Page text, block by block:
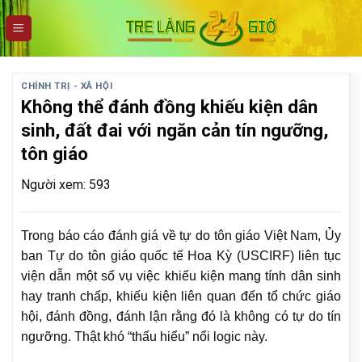
Skip
to
content
CHÍNH TRỊ - XÃ HỘI
Không thể đánh đồng khiếu kiện dân
sinh, đất đai với ngăn cản tín ngưỡng,
tôn giáo
Người xem: 593
Trong báo cáo đánh giá về tự do tôn giáo Việt Nam, Ủy
ban Tự do tôn giáo quốc tế Hoa Kỳ (USCIRF) liên tục
viện dẫn một số vụ việc khiếu kiện mang tính dân sinh
hay tranh chấp, khiếu kiện liên quan đến tổ chức giáo
hội, đánh đồng, đánh lận rằng đó là không có tự do tín
ngưỡng. Thật khó “thấu hiểu” nổi logic này.